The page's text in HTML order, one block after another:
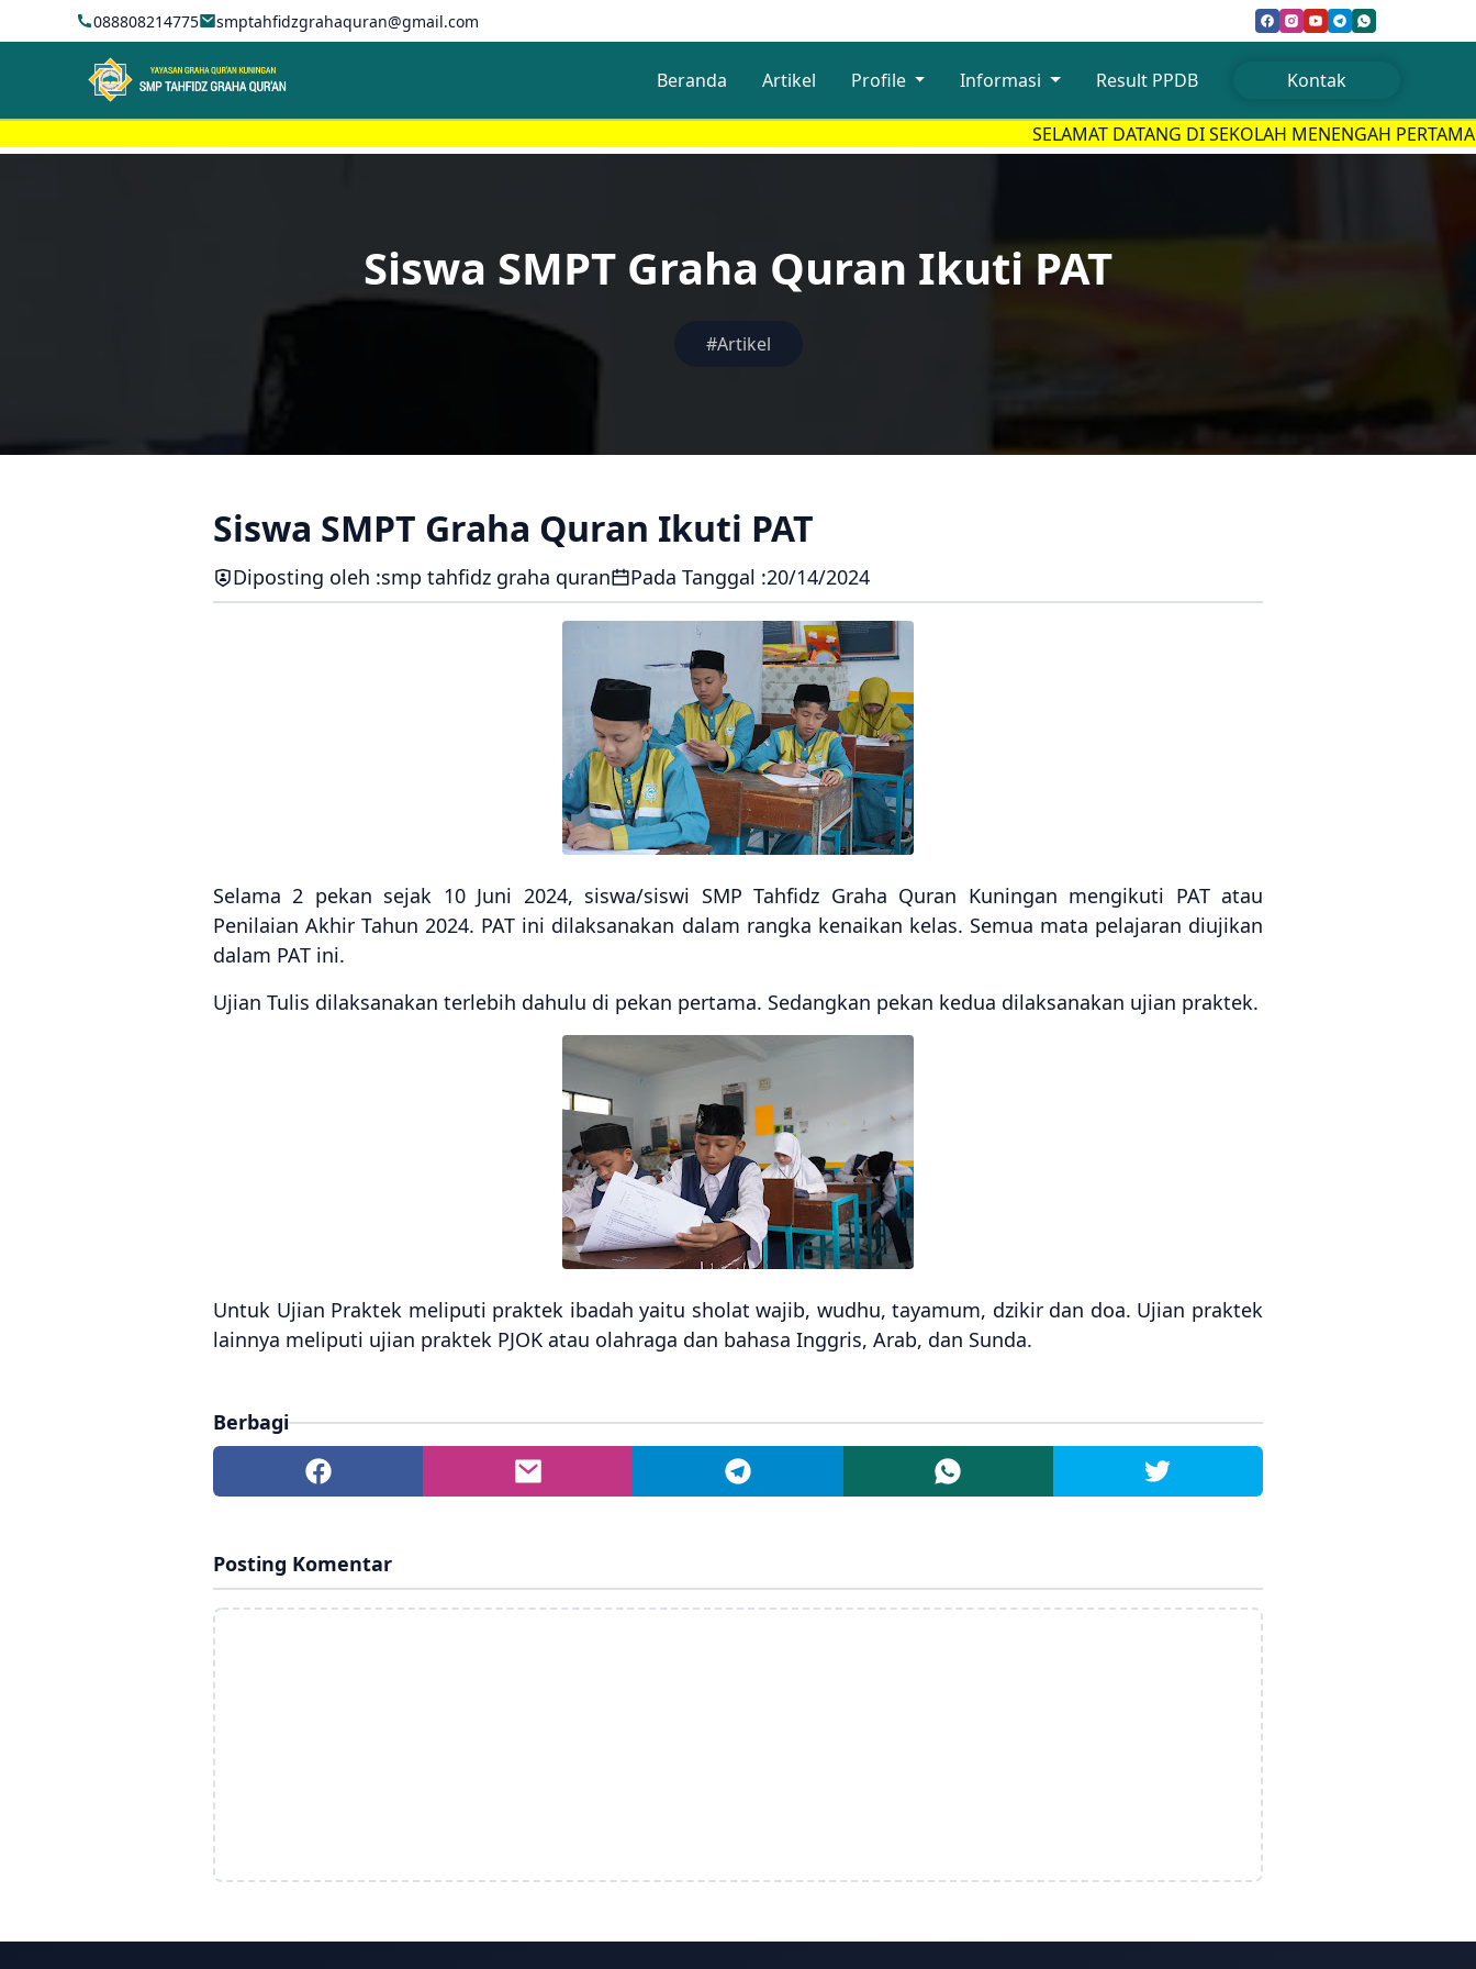
088808214775 smptahfidzgrahaquran@gmail.com
Beranda Artikel Profile Informasi Result PPDB Kontak
SELAMAT DATANG DI SEKOLAH MENENGAH PERTAMA
Siswa SMPT Graha Quran Ikuti PAT
#Artikel
Siswa SMPT Graha Quran Ikuti PAT
Diposting oleh :smp tahfidz graha quran Pada Tanggal :20/14/2024
Selama 2 pekan sejak 10 Juni 2024, siswa/siswi SMP Tahfidz Graha Quran Kuningan mengikuti PAT atau
Penilaian Akhir Tahun 2024. PAT ini dilaksanakan dalam rangka kenaikan kelas. Semua mata pelajaran diujikan
dalam PAT ini.
Ujian Tulis dilaksanakan terlebih dahulu di pekan pertama. Sedangkan pekan kedua dilaksanakan ujian praktek.
Untuk Ujian Praktek meliputi praktek ibadah yaitu sholat wajib, wudhu, tayamum, dzikir dan doa. Ujian praktek
lainnya meliputi ujian praktek PJOK atau olahraga dan bahasa Inggris, Arab, dan Sunda.
Berbagi
Posting Komentar